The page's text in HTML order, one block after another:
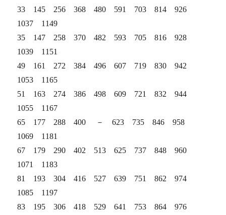
33 145 256 368 480 591 703 814 926
1037 1149
35 147 258 370 482 593 705 816 928
1039 1151
49 161 272 384 496 607 719 830 942
1053 1165
51 163 274 386 498 609 721 832 944
1055 1167
65 177 288 400 － 623 735 846 958
1069 1181
67 179 290 402 513 625 737 848 960
1071 1183
81 193 304 416 527 639 751 862 974
1085 1197
83 195 306 418 529 641 753 864 976